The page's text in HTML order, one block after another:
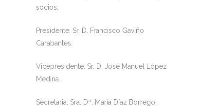
socios:
Presidente: Sr. D. Francisco Gaviño
Carabantes.
Vicepresidente: Sr. D. José Manuel López
Medina.
Secretaria: Sra. Dª. María Díaz Borrego.